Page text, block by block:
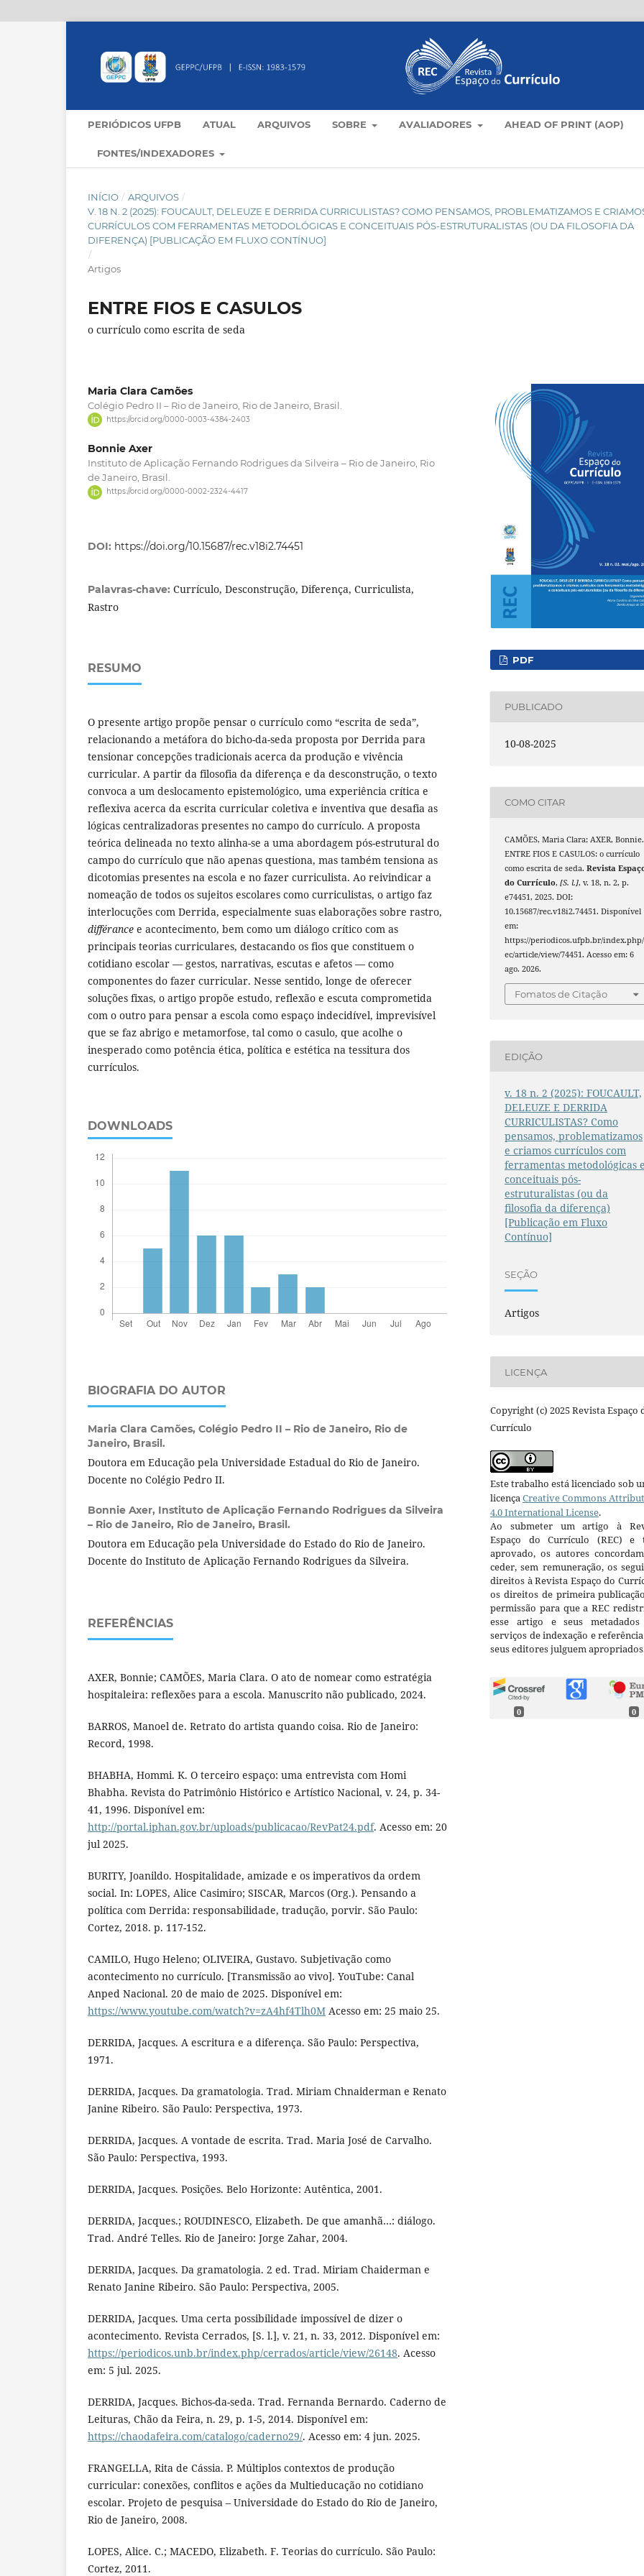
PERIÓDICOS UFPB ATUAL ARQUIVOS SOBRE AVALIADORES AHEAD OF PRINT (AOP)
FONTES/INDEXADORES
INÍCIO / ARQUIVOS /
V. 18 N. 2 (2025): FOUCAULT, DELEUZE E DERRIDA CURRICULISTAS? COMO PENSAMOS, PROBLEMATIZAMOS E
CURRÍCULOS COM FERRAMENTAS METODOLÓGICAS E CONCEITUAIS PÓS-ESTRUTURALISTAS (OU DA FILOSOFIA DA
DIFERENÇA) [PUBLICAÇÃO EM FLUXO CONTÍNUO]
/
Artigos
ENTRE FIOS E CASULOS
o currículo como escrita de seda
Maria Clara Camões
Colégio Pedro II – Rio de Janeiro, Rio de Janeiro, Brasil.
https://orcid.org/0000-0003-4384-2403
Bonnie Axer
Instituto de Aplicação Fernando Rodrigues da Silveira – Rio de Janeiro, Rio
de Janeiro, Brasil.
https://orcid.org/0000-0002-2324-4417
DOI: https://doi.org/10.15687/rec.v18i2.74451
Palavras-chave: Currículo, Desconstrução, Diferença, Curriculista,
Rastro
RESUMO
O presente artigo propõe pensar o currículo como “escrita de seda”,
relacionando a metáfora do bicho-da-seda proposta por Derrida para
tensionar concepções tradicionais acerca da produção e vivência
curricular. A partir da filosofia da diferença e da desconstrução, o texto
convoca a um deslocamento epistemológico, uma experiência crítica e
reflexiva acerca da escrita curricular coletiva e inventiva que desafia as
lógicas centralizadoras presentes no campo do currículo. A proposta
teórica delineada no texto alinha-se a uma abordagem pós-estrutural do
campo do currículo que não apenas questiona, mas também tensiona as
dicotomias presentes na escola e no fazer curriculista. Ao reivindicar a
nomeação de todos os sujeitos escolares como curriculistas, o artigo faz
interlocuções com Derrida, especialmente suas elaborações sobre rastro,
différance e acontecimento, bem como um diálogo crítico com as
principais teorias curriculares, destacando os fios que constituem o
cotidiano escolar — gestos, narrativas, escutas e afetos — como
componentes do fazer curricular. Nesse sentido, longe de oferecer
soluções fixas, o artigo propõe estudo, reflexão e escuta comprometida
com o outro para pensar a escola como espaço indecidível, imprevisível
que se faz abrigo e metamorfose, tal como o casulo, que acolhe o
inesperado como potência ética, política e estética na tessitura dos
currículos.
DOWNLOADS
BIOGRAFIA DO AUTOR
Maria Clara Camões, Colégio Pedro II – Rio de Janeiro, Rio de
Janeiro, Brasil.
Doutora em Educação pela Universidade Estadual do Rio de Janeiro.
Docente no Colégio Pedro II.
Bonnie Axer, Instituto de Aplicação Fernando Rodrigues da Silveira
– Rio de Janeiro, Rio de Janeiro, Brasil.
Doutora em Educação pela Universidade do Estado do Rio de Janeiro.
Docente do Instituto de Aplicação Fernando Rodrigues da Silveira.
REFERÊNCIAS
AXER, Bonnie; CAMÕES, Maria Clara. O ato de nomear como estratégia
hospitaleira: reflexões para a escola. Manuscrito não publicado, 2024.
BARROS, Manoel de. Retrato do artista quando coisa. Rio de Janeiro:
Record, 1998.
BHABHA, Hommi. K. O terceiro espaço: uma entrevista com Homi
Bhabha. Revista do Patrimônio Histórico e Artístico Nacional, v. 24, p. 34-
41, 1996. Disponível em:
http://portal.iphan.gov.br/uploads/publicacao/RevPat24.pdf. Acesso em: 20
jul 2025.
BURITY, Joanildo. Hospitalidade, amizade e os imperativos da ordem
social. In: LOPES, Alice Casimiro; SISCAR, Marcos (Org.). Pensando a
política com Derrida: responsabilidade, tradução, porvir. São Paulo:
Cortez, 2018. p. 117-152.
CAMILO, Hugo Heleno; OLIVEIRA, Gustavo. Subjetivação como
acontecimento no currículo. [Transmissão ao vivo]. YouTube: Canal
Anped Nacional. 20 de maio de 2025. Disponível em:
https://www.youtube.com/watch?v=zA4hf4Tlh0M Acesso em: 25 maio 25.
DERRIDA, Jacques. A escritura e a diferença. São Paulo: Perspectiva,
1971.
DERRIDA, Jacques. Da gramatologia. Trad. Miriam Chnaiderman e Renato
Janine Ribeiro. São Paulo: Perspectiva, 1973.
DERRIDA, Jacques. A vontade de escrita. Trad. Maria José de Carvalho.
São Paulo: Perspectiva, 1993.
DERRIDA, Jacques. Posições. Belo Horizonte: Autêntica, 2001.
DERRIDA, Jacques.; ROUDINESCO, Elizabeth. De que amanhã…: diálogo.
Trad. André Telles. Rio de Janeiro: Jorge Zahar, 2004.
DERRIDA, Jacques. Da gramatologia. 2 ed. Trad. Miriam Chaiderman e
Renato Janine Ribeiro. São Paulo: Perspectiva, 2005.
DERRIDA, Jacques. Uma certa possibilidade impossível de dizer o
acontecimento. Revista Cerrados, [S. l.], v. 21, n. 33, 2012. Disponível em:
https://periodicos.unb.br/index.php/cerrados/article/view/26148. Acesso
em: 5 jul. 2025.
DERRIDA, Jacques. Bichos-da-seda. Trad. Fernanda Bernardo. Caderno de
Leituras, Chão da Feira, n. 29, p. 1-5, 2014. Disponível em:
https://chaodafeira.com/catalogo/caderno29/. Acesso em: 4 jun. 2025.
FRANGELLA, Rita de Cássia. P. Múltiplos contextos de produção
curricular: conexões, conflitos e ações da Multieducação no cotidiano
escolar. Projeto de pesquisa – Universidade do Estado do Rio de Janeiro,
Rio de Janeiro, 2008.
LOPES, Alice. C.; MACEDO, Elizabeth. F. Teorias do currículo. São Paulo:
Cortez, 2011.
PDF
PUBLICADO
10-08-2025
COMO CITAR
CAMÕES, Maria Clara; AXER, Bonnie.
ENTRE FIOS E CASULOS: o currículo
como escrita de seda.Revista
do Currículo,[S. l.], v. 18, n. 2, p.
e74451, 2025. DOI:
10.15687/rec.v18i2.74451. Disponível
em:
https://periodicos.ufpb.br/
ec/article/view/74451. Acesso em: 6
ago. 2026.
Fomatos de Citação
EDIÇÃO
v. 18 n. 2 (2025): FOUCAULT,
DELEUZE E DERRIDA
CURRICULISTAS? Como
pensamos, problematizamos
e criamos currículos com
ferramentas metodológicas e
conceituais pós-
estruturalistas (ou da
filosofia da diferença)
[Publicação em Fluxo
Contínuo]
SEÇÃO
Artigos
LICENÇA
Copyright (c) 2025 Revista Espaço
Currículo
Este trabalho está licenciado sob
licençaCreative Commons
4.0 International License.
Ao submeter um artigo à
Espaço do Currículo (REC) e
aprovado, os autores
ceder, sem remuneração, os
direitos à Revista Espaço do
os direitos de primeira
permissão para que a REC
esse artigo e seus metadados
serviços de indexação e
seus editores julguem
0 0